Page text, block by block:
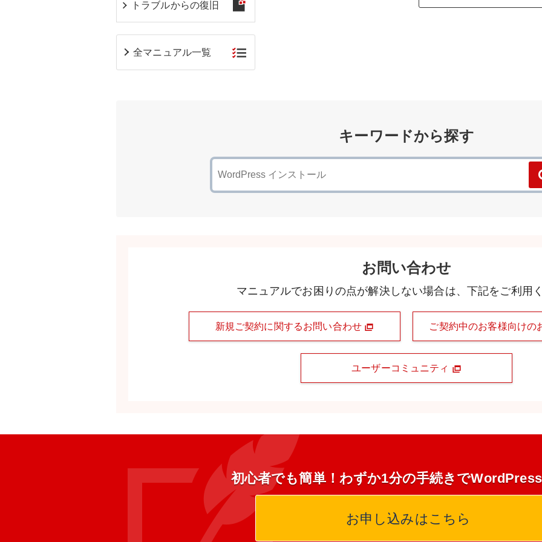
トラブルからの復旧
全マニュアル一覧
キーワードから探す
お問い合わせ
マニュアルでお困りの点が解決しない場合は、下記をご利用
新規ご契約に関するお問い合わせ ご契約中のお客様向けの
ユーザーコミュニティ
初心者でも簡単！わずか1分の手続きで
お申し込みはこちら